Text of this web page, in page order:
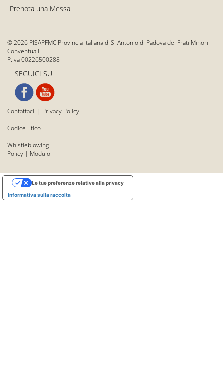
Prenota una Messa
© 2026 PISAPFMC Provincia Italiana di S. Antonio di Padova dei Frati Minori
Conventuali
P.Iva 00226500288
SEGUICI SU
Contattaci: | Privacy Policy
Codice Etico
Whistleblowing
Policy | Modulo
Informativa sulla raccolta
Le tue preferenze relative alla privacy